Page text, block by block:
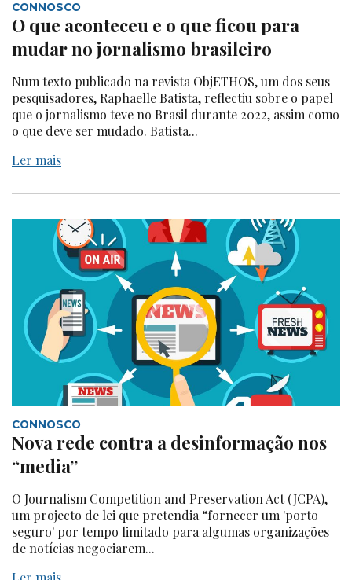
CONNOSCO
O que aconteceu e o que ficou para
mudar no jornalismo brasileiro
Num texto publicado na revista ObjETHOS, um dos seus
pesquisadores, Raphaelle Batista, reflectiu sobre o papel
que o jornalismo teve no Brasil durante 2022, assim como
o que deve ser mudado. Batista...
Ler mais
CONNOSCO
Nova rede contra a desinformação nos
“media”
O Journalism Competition and Preservation Act (JCPA),
um projecto de lei que pretendia “fornecer um 'porto
seguro' por tempo limitado para algumas organizações
de notícias negociarem...